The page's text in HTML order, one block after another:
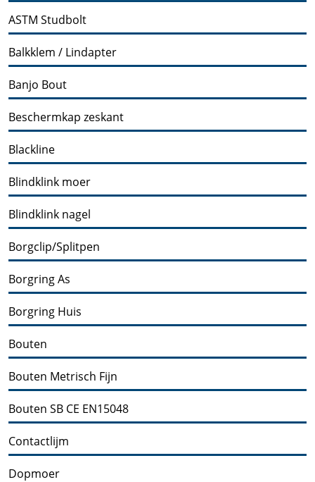
ASTM Studbolt
Balkklem / Lindapter
Banjo Bout
Beschermkap zeskant
Blackline
Blindklink moer
Blindklink nagel
Borgclip/Splitpen
Borgring As
Borgring Huis
Bouten
Bouten Metrisch Fijn
Bouten SB CE EN15048
Contactlijm
Dopmoer